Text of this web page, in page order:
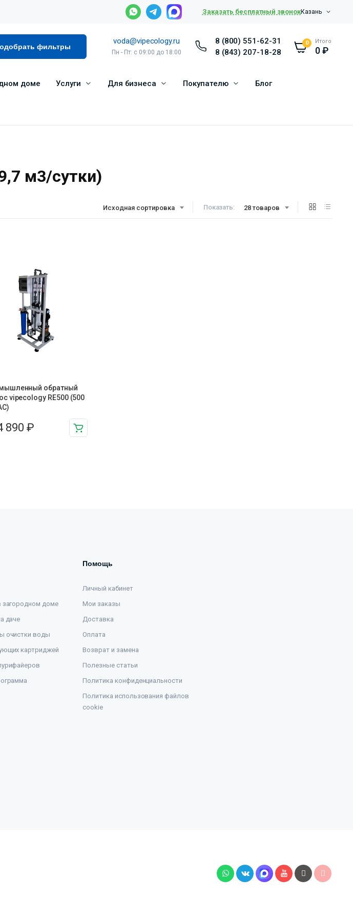
Заказать бесплатный звонокКазань
фильтры
voda@vipecology.ru
Пн - Пт: с 09:00 до 18:00
8 (800) 551-62-31
8 (843) 207-18-28
0 Итого
0₽
доме Услуги Для бизнеса Покупателю Блог
м3/сутки)
Исходная сортировка Показать: 28 товаров
обратный
vipecology RE500 (500
890 ₽
загородном доме
даче
очистки воды
картриджей
Помощь
Личный кабинет
Мои заказы
Доставка
Оплата
Возврат и замена
Полезные статьи
Политика конфиденциальности
Политика использования файлов
cookie